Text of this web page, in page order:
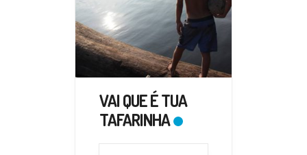
VAI QUE É TUA
TAFARINHA